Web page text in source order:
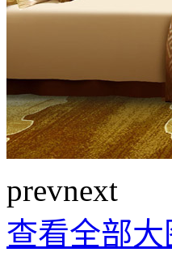
prevnext
查看全部大